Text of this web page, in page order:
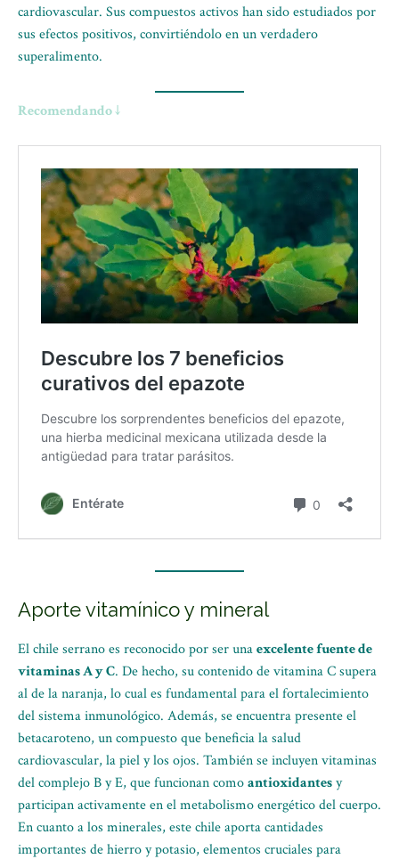
cardiovascular. Sus compuestos activos han sido estudiados por
sus efectos positivos, convirtiéndolo en un verdadero
superalimento.
Recomendando ↓
Aporte vitamínico y mineral
El chile serrano es reconocido por ser unaexcelente fuente de
vitaminas A y C. De hecho, su contenido de vitamina C supera
al de la naranja, lo cual es fundamental para el fortalecimiento
del sistema inmunológico. Además, se encuentra presente el
betacaroteno, un compuesto que beneficia la salud
cardiovascular, la piel y los ojos. También se incluyen vitaminas
del complejo B y E, que funcionan comoantioxidantesy
participan activamente en el metabolismo energético del cuerpo.
En cuanto a los minerales, este chile aporta cantidades
importantes de hierro y potasio, elementos cruciales para